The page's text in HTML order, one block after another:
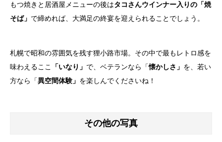
もつ焼きと居酒屋メニューの後はタコさんウインナー入りの「焼
そば」 で締めれば、大満足の終宴を迎えられることでしょう。
札幌で昭和の雰囲気を残す狸小路市場。その中で最もレトロ感を
味わえるここ
「いなり」 で、ベテランなら「懐かしさ」 を、若い
方なら「異空間体験」 を楽しんでくださいね！
その他の写真